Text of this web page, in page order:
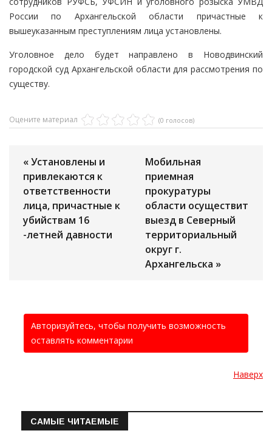
России по Архангельской области причастные к
вышеуказанным преступлениям лица установлены.
Уголовное дело будет направлено в Новодвинский
городской суд Архангельской области для рассмотрения по
существу.
Оцените материал (0 голосов)
« Установлены и
привлекаются к
ответственности
лица, причастные к
убийствам 16
-летней давности
Мобильная
приемная
прокуратуры
области осуществит
выезд в Северный
территориальный
округ г.
Архангельска »
Авторизуйтесь, чтобы получить возможность
оставлять комментарии
Наверх
САМЫЕ ЧИТАЕМЫЕ